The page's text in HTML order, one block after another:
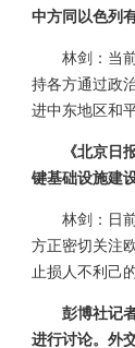
中方同以色列
林剑：当
持各方通过政
进中东地区和
《北京日
键基础设施建
林剑：日
方正密切关注
止损人不利己
彭博社记
进行讨论。外